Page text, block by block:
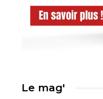
Le mag'